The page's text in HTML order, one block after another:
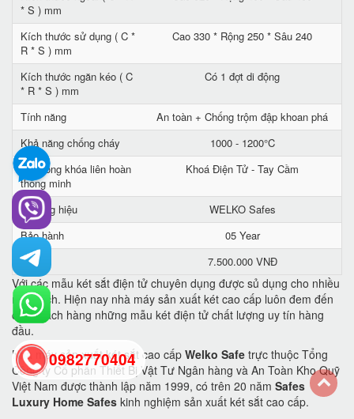
* S ) mm
Kích thước sử dụng ( C *
R * S ) mm
Cao 330 * Rộng 250 * Sâu 240
Kích thước ngăn kéo ( C
* R * S ) mm
Có 1 đợt di động
Tính năng
An toàn + Chống trộm đập khoan phá
Khả năng chống cháy
1000 - 1200°C
Hệ thống khóa liên hoàn
thông minh
Khoá Điện Tử - Tay Cầm
Thương hiệu
WELKO Safes
Bảo hành
05 Year
Giá
7.500.000 VNĐ
Với các mẫu két sắt điện tử chuyên dụng được sủ dụng cho nhiều
mục đích. Hiện nay nhà máy sản xuất két cao cấp luôn đem đến
cho khách hàng những mẫu két điện tử chất lượng uy tín hàng
đầu.
Nhà máy sản xuất két sắt cao cấp Welko Safe trực thuộc Tổng
Công ty Cổ phần Thiết Bị Vật Tư Ngân hàng và An Toàn Kho Quỹ
Việt Nam được thành lập năm 1999, có trên 20 năm Safes
Luxury Home Safes kinh nghiệm sản xuất két sắt cao cấp.
0982770404